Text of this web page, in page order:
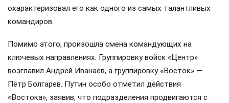
охарактеризовал его как одного из самых талантливых
командиров.
Помимо этого, произошла смена командующих на
ключевых направлениях. Группировку войск «Центр»
возглавил Андрей Иванаев, а группировку «Восток» —
Пётр Болгарев. Путин особо отметил действия
«Востока», заявив, что подразделения продвигаются с